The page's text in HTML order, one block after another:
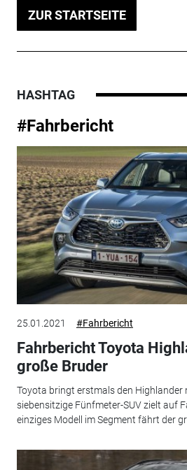
ZUR STARTSEITE
HASHTAG
#Fahrbericht
25.01.2021 #Fahrbericht
Fahrbericht Toyota
große Bruder
Toyota bringt erstmals den Highlander
siebensitzige Fünfmeter-SUV zielt auf
einziges Modell im Segment fährt der